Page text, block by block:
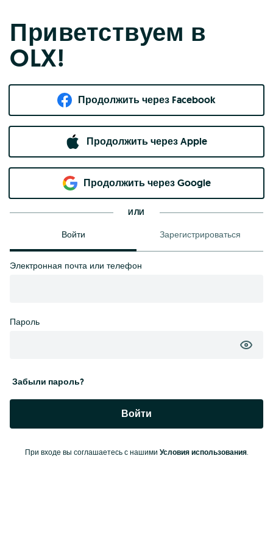
Приветствуем в
OLX!
Продолжить через Facebook
Продолжить через Apple
Продолжить через Google
ИЛИ
Войти Зарегистрироваться
Электронная почта или телефон
Пароль
Забыли пароль?
Войти
При входе вы соглашаетесь с нашими Условия использования.